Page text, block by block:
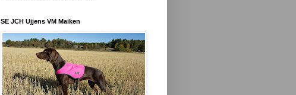
SE JCH Ujjens VM Maiken